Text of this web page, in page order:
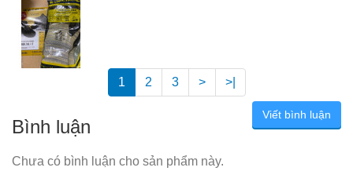
1 2 3 > >|
Viết bình luận
Bình luận
Chưa có bình luận cho sản phẩm này.